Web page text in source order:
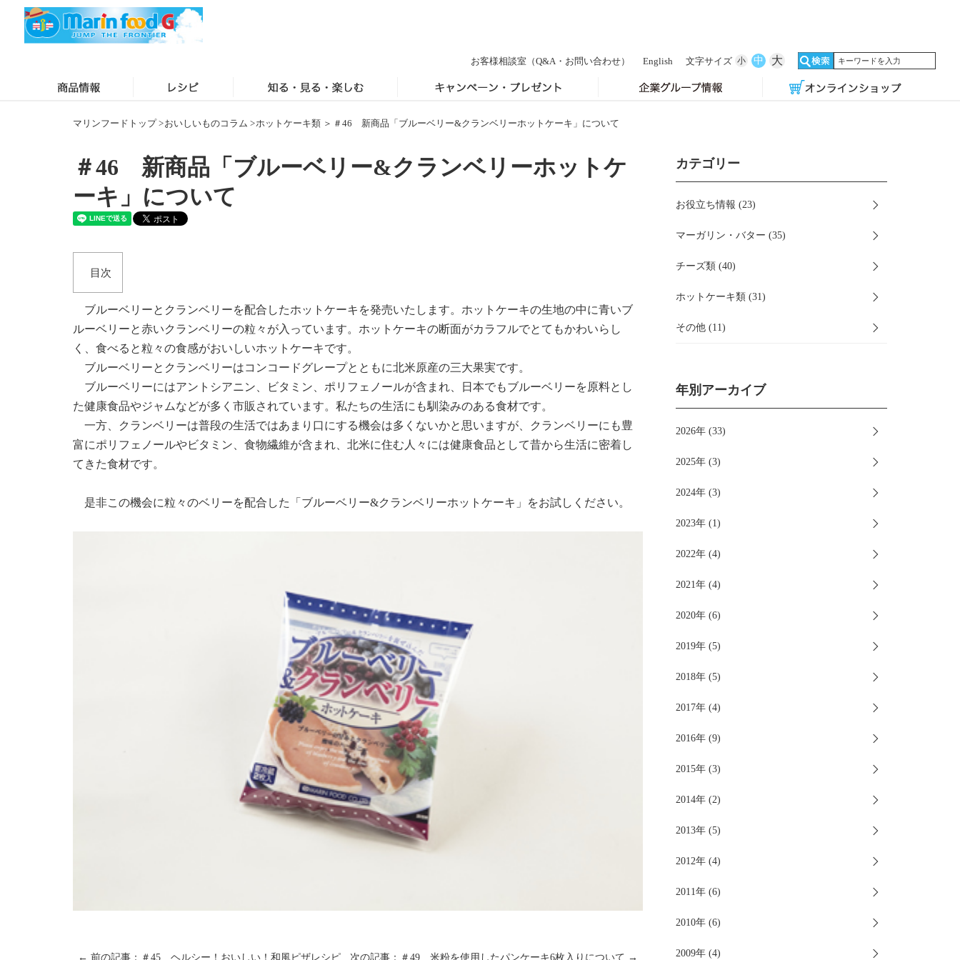
お客様相談室 （Q&A・お問い合わせ） English 文字サイズ 小 中 大
マリンフードトップ>おいしいものコラム >ホットケーキ類 ＞ ＃46 新商品「ブルーベリー&クランベリーホットケーキ」について
＃46 新商品「ブルーベリー&クランベリーホットケ
ーキ」について
ブルーベリーとクランベリーを配合したホットケーキを発売いたします。ホットケーキの生地の中に青いブ
ルーベリーと赤いクランベリーの粒々が入っています。ホットケーキの断面がカラフルでとてもかわいらし
く、食べると粒々の食感がおいしいホットケーキです。
ブルーベリーとクランベリーはコンコードグレープとともに北米原産の三大果実です。
ブルーベリーにはアントシアニン、ビタミン、ポリフェノールが含まれ、日本でもブルーベリーを原料とし
た健康食品やジャムなどが多く市販されています。私たちの生活にも馴染みのある食材です。
一方、クランベリーは普段の生活ではあまり口にする機会は多くないかと思いますが、クランベリーにも豊
富にポリフェノールやビタミン、食物繊維が含まれ、北米に住む人々には健康食品として昔から生活に密着し
てきた食材です。
是非この機会に粒々のベリーを配合した「ブルーベリー&クランベリーホットケーキ」をお試しください。
← 前の記事：＃45 ヘルシー！おいしい！和風ピザレシピ 次の記事：＃49 米粉を使用したパンケーキ6枚入りについて →
カテゴリー
お役立ち情報 (23)
マーガリン・バター (35)
チーズ類 (40)
ホットケーキ類 (31)
その他 (11)
年別アーカイブ
2026年 (33)
2025年 (3)
2024年 (3)
2023年 (1)
2022年 (4)
2021年 (4)
2020年 (6)
2019年 (5)
2018年 (5)
2017年 (4)
2016年 (9)
2015年 (3)
2014年 (2)
2013年 (5)
2012年 (4)
2011年 (6)
2010年 (6)
2009年 (4)